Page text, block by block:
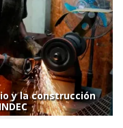
y la construcción